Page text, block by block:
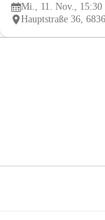
Mi., 11. Nov., 15:30